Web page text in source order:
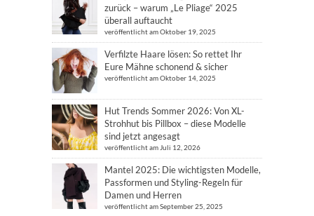
zurück – warum „Le Pliage“ 2025
überall auftaucht
veröffentlicht am Oktober 19, 2025
Verfilzte Haare lösen: So rettet Ihr
Eure Mähne schonend & sicher
veröffentlicht am Oktober 14, 2025
Hut Trends Sommer 2026: Von XL-
Strohhut bis Pillbox – diese Modelle
sind jetzt angesagt
veröffentlicht am Juli 12, 2026
Mantel 2025: Die wichtigsten Modelle,
Passformen und Styling-Regeln für
Damen und Herren
veröffentlicht am September 25, 2025